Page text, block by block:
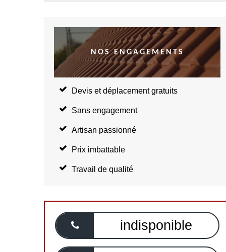
NOS ENGAGEMENTS
Devis et déplacement gratuits
Sans engagement
Artisan passionné
Prix imbattable
Travail de qualité
indisponible